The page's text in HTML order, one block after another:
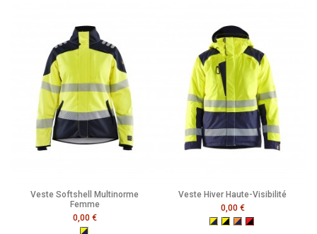
Veste Softshell Multinorme
Femme
0,00 €
Veste Hiver Haute-Visibilité
0,00 €
Jaune Fluo/Marine
Jaune Fluo/Noir
Orange Fluo/Marine
Rouge Fluo/Noir